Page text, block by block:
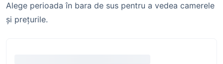
Alege perioada în bara de sus pentru a vedea camerele
și prețurile.